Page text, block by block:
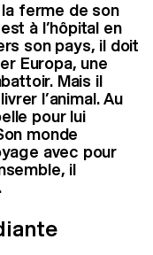
ferme de son
à l’hôpital en
son pays, il doit
Europa, une
Mais il
l’animal. Au
pour lui
monde
avec pour
il